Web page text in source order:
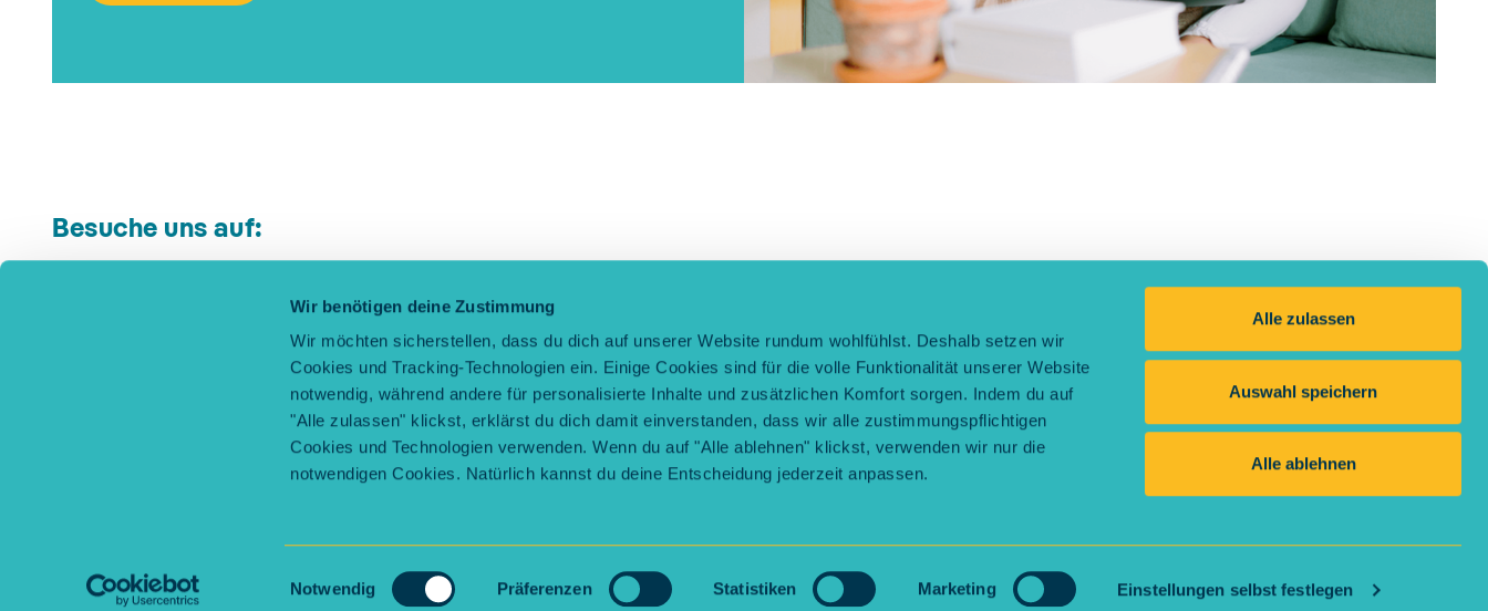
Wir benötigen deine Zustimmung
Wir möchten sicherstellen, dass du dich auf unserer Website rundum wohlfühlst. Deshalb setzen wir
Cookies und Tracking-Technologien ein. Einige Cookies sind für die volle Funktionalität unserer Website
notwendig, während andere für personalisierte Inhalte und zusätzlichen Komfort sorgen. Indem du auf
"Alle zulassen" klickst, erklärst du dich damit einverstanden, dass wir alle zustimmungspflichtigen
Cookies und Technologien verwenden. Wenn du auf "Alle ablehnen" klickst, verwenden wir nur die
notwendigen Cookies. Natürlich kannst du deine Entscheidung jederzeit anpassen.
Einwilligungsauswahl
Notwendig Präferenzen Statistiken Marketing Einstellungen selbst festlegen
Alle zulassen
Auswahl speichern
Alle ablehnen
Besuche uns auf: